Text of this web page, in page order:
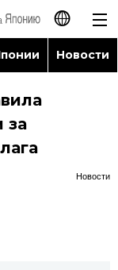
日本語
English
Новости
за
Новости